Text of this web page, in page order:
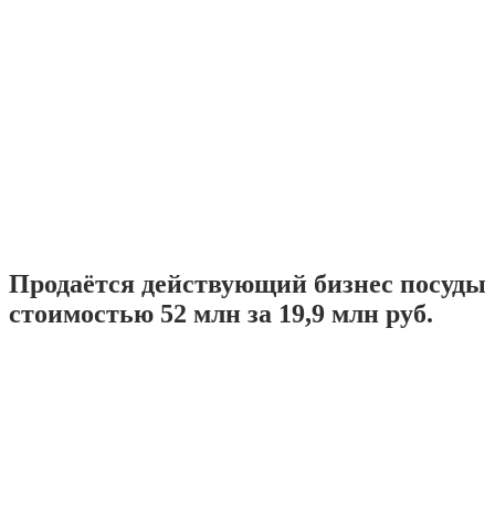
Продаётся действующий бизнес посуды
стоимостью 52 млн за 19,9 млн руб.